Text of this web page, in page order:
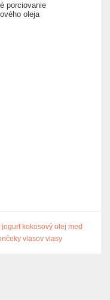
porciovanie
oleja
jogurt kokosový olej med
vlasov vlasy